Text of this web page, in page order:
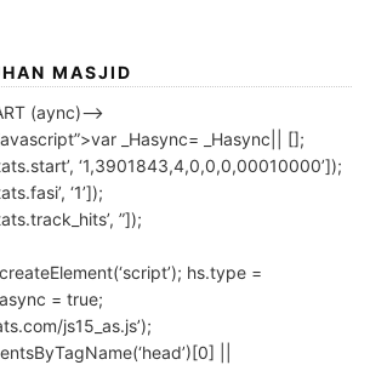
MASJID
(aync)–>
_Hasync= _Hasync|| [];
‘1,3901843,4,0,0,0,00010000’]);
‘1’]);
”]);
hs.type =
= true;
js15_as.js’);
||